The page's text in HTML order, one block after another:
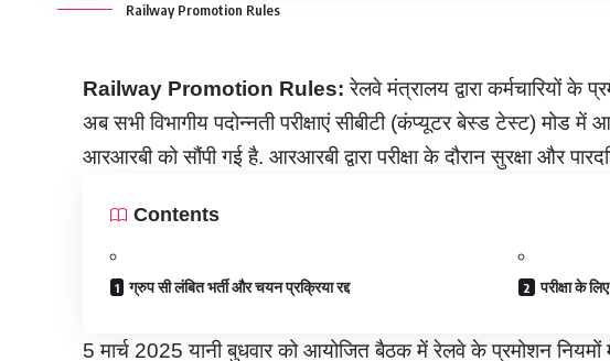
Railway Promotion Rules
Railway Promotion Rules: रेलवे मंत्रालय द्वारा कर्मचारियों के
अब सभी विभागीय पदोन्नती परीक्षाएं सीबीटी (कंप्यूटर बेस्ड टेस्ट) मोड में
आरआरबी को सौंपी गई है. आरआरबी द्वारा परीक्षा के दौरान सुरक्षा और
Contents
ग्रुप सी लंबित भर्ती और चयन प्रक्रिया रद्द परीक्षा के
5 मार्च 2025 यानी बुधवार को आयोजित बैठक में रेलवे के प्रमोशन